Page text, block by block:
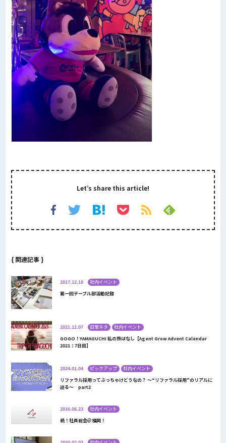
Let’s share this article!
{ 関連記事 }
2017.12.18
社内イベント
第一回テーブル部活動記録
2021.12.07 日常ネタ
社内イベント
GOGO！YAMAGUCHI 私の旅ばなし【Agent Grow Advent Calendar
2021：7日目】
2024.01.04 ピックアップ
社内イベント
リファラル採用ってぶっちゃけどうなの？ ～“リファラル採用”のリアルに
迫る～ part2
2016.06.23
社内イベント
続！社員総会＠福岡！